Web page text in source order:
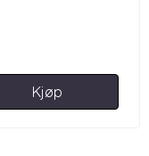
Kjøp